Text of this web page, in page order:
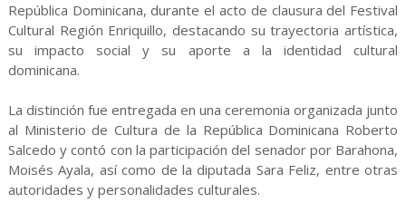
República Dominicana, durante el acto de clausura del Festival
Cultural Región Enriquillo, destacando su trayectoria artística,
su impacto social y su aporte a la identidad cultural
dominicana.
La distinción fue entregada en una ceremonia organizada junto
al Ministerio de Cultura de la República Dominicana Roberto
Salcedo y contó con la participación del senador por Barahona,
Moisés Ayala, así como de la diputada Sara Feliz, entre otras
autoridades y personalidades culturales.